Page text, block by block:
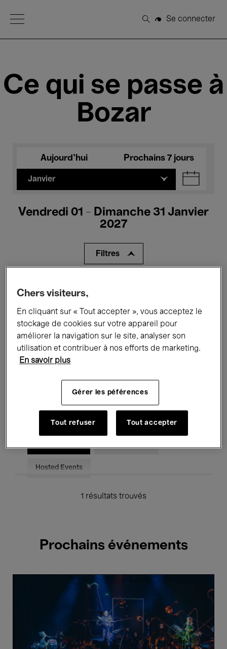
Open Menu
Rechercher
Se connecter
Ce qui se passe à
Bozar
Aujourd'hui Prochains 7 jours
Janvier
Vendredi 01 - Dimanche 31 Janvier
2027
Filtres
Expositions Films Performances
Rencontres & Débats Jazz
Musique classique
Musique électronique
Pour tous Kids’ Palace
Hosted Events
1 résultats trouvés
Prochains événements
Chers visiteurs,
En cliquant sur « Tout accepter », vous acceptez le
stockage de cookies sur votre appareil pour
améliorer la navigation sur le site, analyser son
utilisation et contribuer à nos efforts de marketing.
En savoir plus
Gérer les péférences
Tout refuser Tout accepter